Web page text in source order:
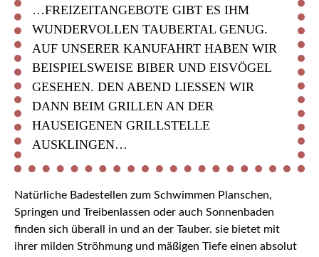
…FREIZEITANGEBOTE GIBT ES IHM
WUNDERVOLLEN TAUBERTAL GENUG.
AUF UNSERER KANUFAHRT HABEN WIR
BEISPIELSWEISE BIBER UND EISVÖGEL
GESEHEN. DEN ABEND LIESSEN WIR D
ANN BEIM GRILLEN AN DER H
AUSEIGENEN GRILLSTELLE A
USKLINGEN…
Natürliche Badestellen zum Schwimmen Planschen,
Springen und Treibenlassen oder auch Sonnenbaden
finden sich überall in und an der Tauber. sie bietet mit
ihrer milden Ströhmung und mäßigen Tiefe einen absolut